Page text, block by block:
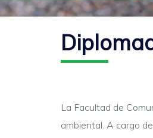
La Facultad de
ambiental. A cargo